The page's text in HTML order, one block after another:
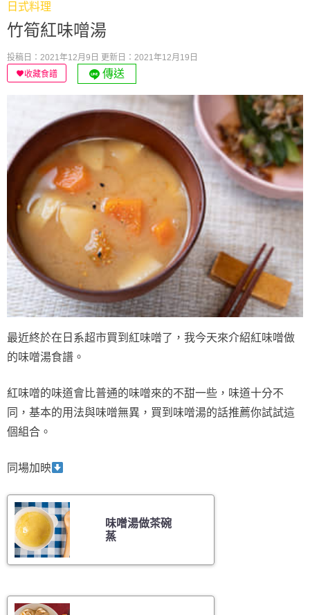
日式料理
竹筍紅味噌湯
投稿日：2021年12月9日 更新日：2021年12月19日
收藏食譜
傳送
最近終於在日系超市買到紅味噌了，我今天來介紹紅味噌做
的味噌湯食譜。
紅味噌的味道會比普通的味噌來的不甜一些，味道十分不
同，基本的用法與味噌無異，買到味噌湯的話推薦你試試這
個組合。
同場加映
味噌湯做茶碗
蒸